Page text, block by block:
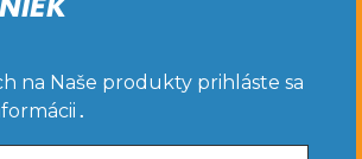
na Naše produkty prihláste sa
.